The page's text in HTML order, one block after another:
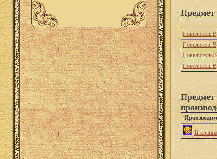
Повелитель
Повелитель
Повелитель
Повелитель
Предмет